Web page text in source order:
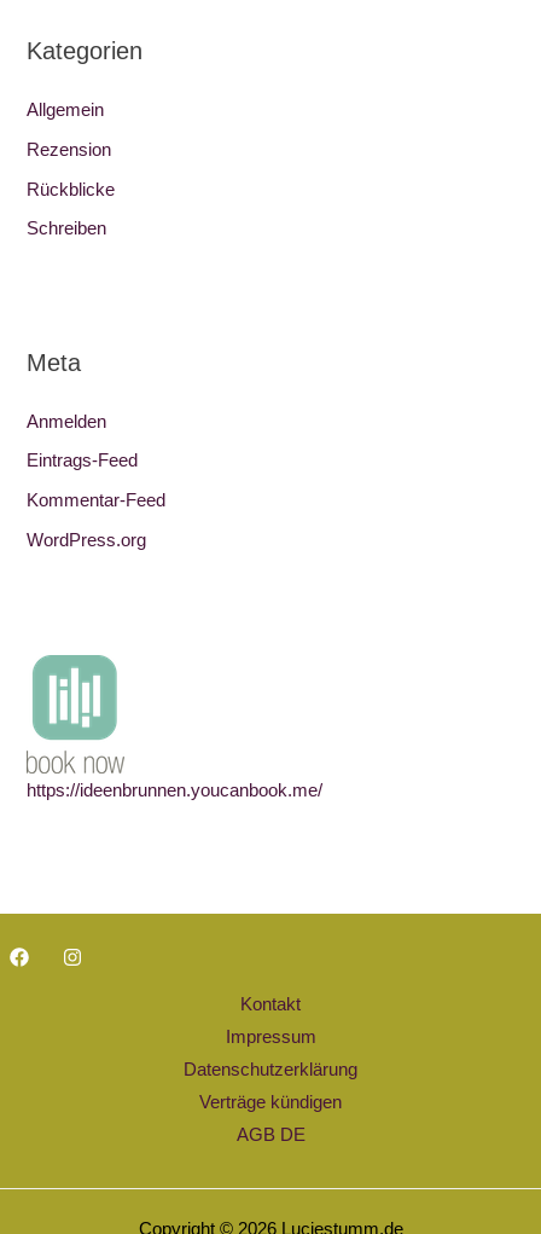
Kategorien
Allgemein
Rezension
Rückblicke
Schreiben
Meta
Anmelden
Eintrags-Feed
Kommentar-Feed
WordPress.org
https://ideenbrunnen.youcanbook.me/
Kontakt
Impressum
Datenschutzerklärung
Verträge kündigen
AGB DE
Copyright © 2026 Luciestumm.de